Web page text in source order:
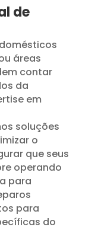
de
áreas
contar
da
em
soluções
o
que seus
operando
para
para
do